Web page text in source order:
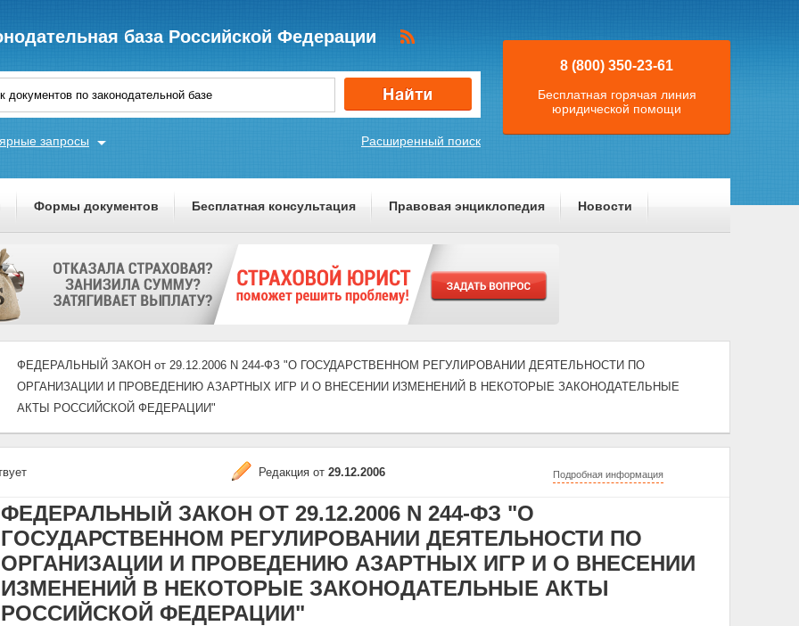
база Российской Федерации
Расширенный поиск
запросы
8 (800) 350-23-61
Бесплатная горячая линия
юридической помощи
Формы документов Бесплатная консультация Правовая энциклопедия Новости
ФЕДЕРАЛЬНЫЙ ЗАКОН от 29.12.2006 N 244-ФЗ "О ГОСУДАРСТВЕННОМ РЕГУЛИРОВАНИИ ДЕЯТЕЛЬНОСТИ ПО
ОРГАНИЗАЦИИ И ПРОВЕДЕНИЮ АЗАРТНЫХ ИГР И О ВНЕСЕНИИ ИЗМЕНЕНИЙ В НЕКОТОРЫЕ ЗАКОНОДАТЕЛЬНЫЕ
АКТЫ РОССИЙСКОЙ ФЕДЕРАЦИИ"
Редакция от 29.12.2006 Подробная информация
ФЕДЕРАЛЬНЫЙ ЗАКОН ОТ 29.12.2006 N 244-ФЗ "О
ГОСУДАРСТВЕННОМ РЕГУЛИРОВАНИИ ДЕЯТЕЛЬНОСТИ ПО
ОРГАНИЗАЦИИ И ПРОВЕДЕНИЮ АЗАРТНЫХ ИГР И О ВНЕСЕНИИ
ИЗМЕНЕНИЙ В НЕКОТОРЫЕ ЗАКОНОДАТЕЛЬНЫЕ АКТЫ
РОССИЙСКОЙ ФЕДЕРАЦИИ"